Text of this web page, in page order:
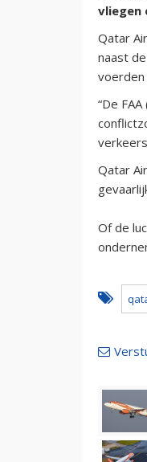
vliegen
Qatar
naast
voerden
“De
Qatar
Of de